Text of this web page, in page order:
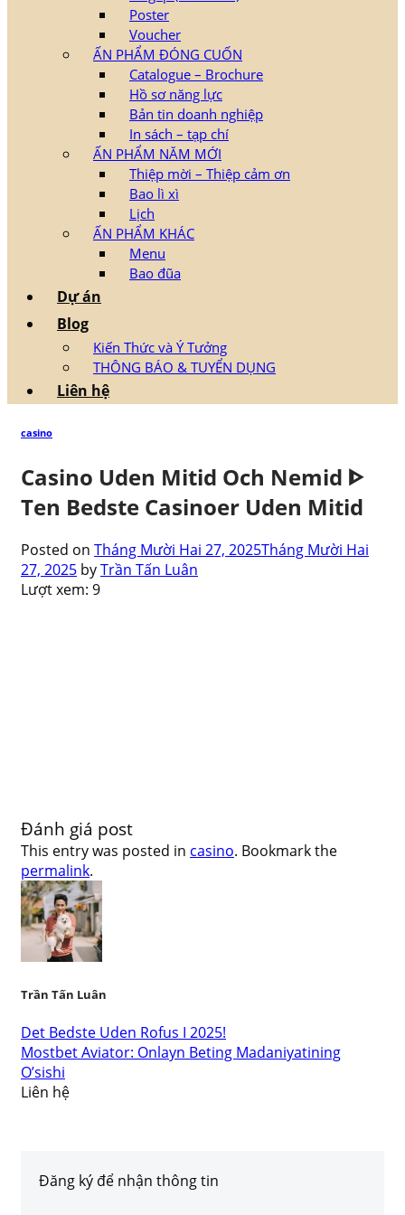
Poster
Voucher
ẤN PHẨM ĐÓNG CUỐN
Catalogue – Brochure
Hồ sơ năng lực
Bản tin doanh nghiệp
In sách – tạp chí
ẤN PHẨM NĂM MỚI
Thiệp mời – Thiệp cảm ơn
Bao lì xì
Lịch
ẤN PHẨM KHÁC
Menu
Bao đũa
Dự án
Blog
Kiến Thức và Ý Tưởng
THÔNG BÁO & TUYỂN DỤNG
Liên hệ
casino
Casino Uden Mitid Och Nemid ᐈ
Ten Bedste Casinoer Uden Mitid
Posted on Tháng Mười Hai 27, 2025Tháng Mười Hai
27, 2025 byTrần Tấn Luân
Lượt xem: 9
Đánh giá post
This entry was posted in casino. Bookmark the
permalink.
Trần Tấn Luân
Det Bedste Uden Rofus I 2025!
Mostbet Aviator: Onlayn Beting Madaniyatining
O’sishi
Liên hệ
Đăng ký để nhận thông tin